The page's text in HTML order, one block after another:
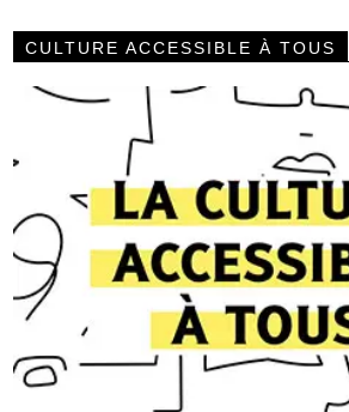
CULTURE ACCESSIBLE À TOUS